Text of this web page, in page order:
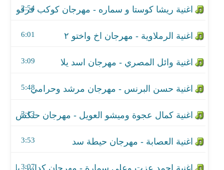
2:54
6:01
3:09
5:48
3:13
اغنية العصابة - مهرجان حيطة سد
3:53
اغنية احمد عزت وعلي سمارة - مهرجان كدابين يابا
3:07
اغنية ايفا الايراني - مهرجان بنغنى من سنين